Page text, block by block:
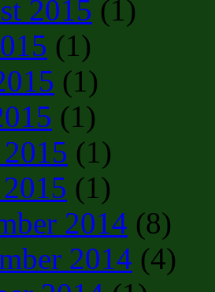
2015 (1)
(1)
(1)
(1)
(1)
(1)
2014 (8)
2014 (4)